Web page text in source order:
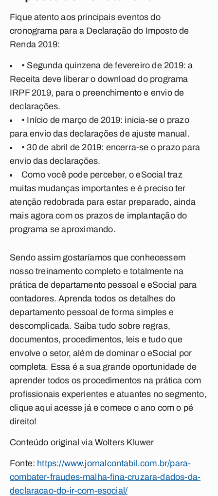
Fique atento aos principais eventos do
cronograma para a Declaração do Imposto de
Renda 2019:
• Segunda quinzena de fevereiro de 2019: a
Receita deve liberar o download do programa
IRPF 2019, para o preenchimento e envio de
declarações.
• Início de março de 2019: inicia-se o prazo
para envio das declarações de ajuste manual.
• 30 de abril de 2019: encerra-se o prazo para
envio das declarações.
Como você pode perceber, o eSocial traz
muitas mudanças importantes e é preciso ter
atenção redobrada para estar preparado, ainda
mais agora com os prazos de implantação do
programa se aproximando.
Sendo assim gostaríamos que conhecessem
nosso treinamento completo e totalmente na
prática de departamento pessoal e eSocial para
contadores. Aprenda todos os detalhes do
departamento pessoal de forma simples e
descomplicada. Saiba tudo sobre regras,
documentos, procedimentos, leis e tudo que
envolve o setor, além de dominar o eSocial por
completa. Essa é a sua grande oportunidade de
aprender todos os procedimentos na prática com
profissionais experientes e atuantes no segmento,
clique aqui acesse já e comece o ano com o pé
direito!
Conteúdo original via Wolters Kluwer
Fonte: https://www.jornalcontabil.com.br/para-
combater-fraudes-malha-fina-cruzara-dados-da-
declaracao-do-ir-com-esocial/